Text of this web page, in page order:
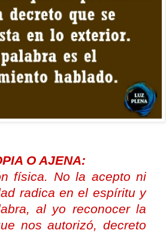
O AJENA:
física. No la acepto ni
radica en el espíritu y
al yo reconocer la
nos autorizó, decreto